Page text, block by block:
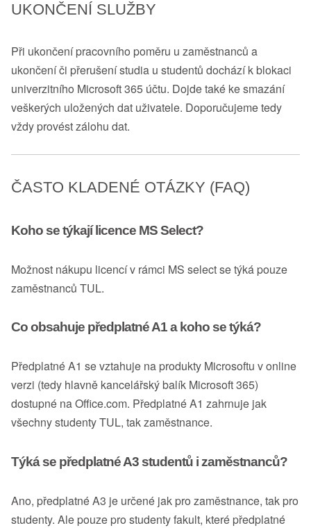
UKONČENÍ SLUŽBY
Při ukončení pracovního poměru u zaměstnanců a
ukončení či přerušení studia u studentů dochází k blokaci
univerzitního Microsoft 365 účtu. Dojde také ke smazání
veškerých uložených dat uživatele. Doporučujeme tedy
vždy provést zálohu dat.
ČASTO KLADENÉ OTÁZKY (FAQ)
Koho se týkají licence MS Select?
Možnost nákupu licencí v rámci MS select se týká pouze
zaměstnanců TUL.
Co obsahuje předplatné A1 a koho se týká?
Předplatné A1 se vztahuje na produkty Microsoftu v online
verzi (tedy hlavně kancelářský balík Microsoft 365)
dostupné na Office.com. Předplatné A1 zahrnuje jak
všechny studenty TUL, tak zaměstnance.
Týká se předplatné A3 studentů i zaměstnanců?
Ano, předplatné A3 je určené jak pro zaměstnance, tak pro
studenty. Ale pouze pro studenty fakult, které předplatné